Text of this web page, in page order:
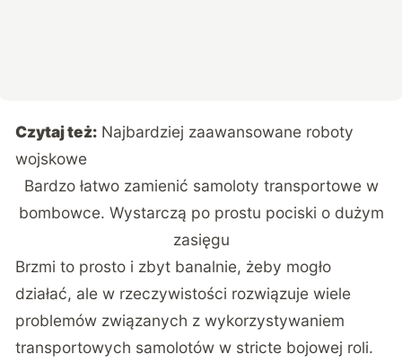
Czytaj też: Najbardziej zaawansowane roboty
wojskowe
Bardzo łatwo zamienić samoloty transportowe w
bombowce. Wystarczą po prostu pociski o dużym
zasięgu
Brzmi to prosto i zbyt banalnie, żeby mogło
działać, ale w rzeczywistości rozwiązuje wiele
problemów związanych z wykorzystywaniem
transportowych samolotów w stricte bojowej roli.